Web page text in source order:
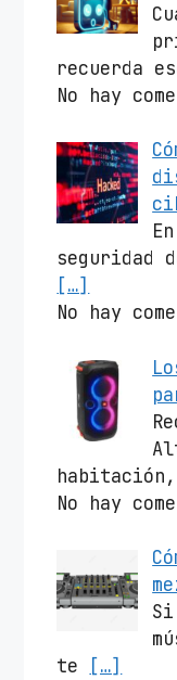
recuerda
No hay
seguridad
[…]
No hay
habitación,
No hay
te
[…]